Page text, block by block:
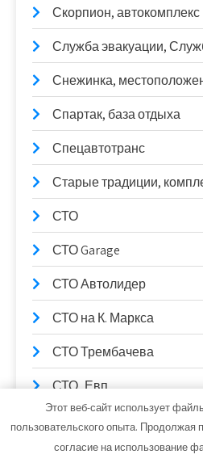
Скорпион, автокомплекс
Служба эвакуации,
Снежинка,
Спартак, база отдыха
Спецавтотранс
Старые традиции,
СТО
СТО Garage
СТО Автолидер
СТО на К. Маркса
СТО Трембачева
СТО_Евп
СТО99
Этот веб-сайт использует
пользовательского опыта. Продолжая
согласие на использование